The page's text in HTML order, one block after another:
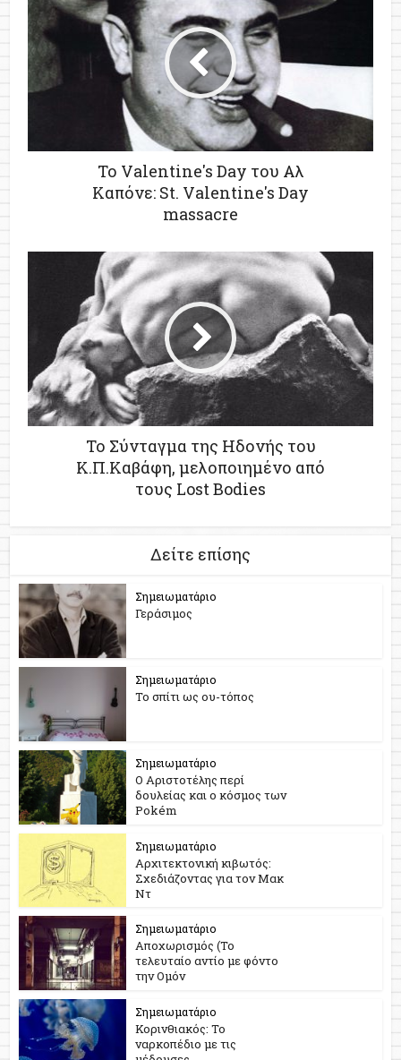
Το Valentine's Day του Αλ
Καπόνε: St. Valentine's Day
massacre
Το Σύνταγμα της Ηδονής του
Κ.Π.Καβάφη, μελοποιημένο από
τους Lost Bodies
Δείτε επίσης
Σημειωματάριο
Γεράσιμος
Σημειωματάριο
Το σπίτι ως ου-τόπος
Σημειωματάριο
Ο Αριστοτέλης περί
δουλείας και ο κόσμος των
Pokém
Σημειωματάριο
Αρχιτεκτονική κιβωτός:
Σχεδιάζοντας για τον Μακ
Ντ
Σημειωματάριο
Αποχωρισμός (Το
τελευταίο αντίο με φόντο
την Ομόν
Σημειωματάριο
Κορινθιακός: Το
ναρκοπέδιο με τις